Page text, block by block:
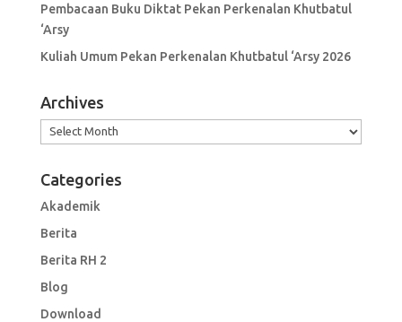
Pembacaan Buku Diktat Pekan Perkenalan Khutbatul
‘Arsy
Kuliah Umum Pekan Perkenalan Khutbatul ‘Arsy 2026
Archives
Archives
Categories
Akademik
Berita
Berita RH 2
Blog
Download